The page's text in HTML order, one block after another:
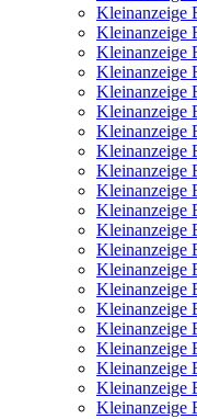
Kleinanzeige
Kleinanzeige
Kleinanzeige
Kleinanzeige
Kleinanzeige
Kleinanzeige
Kleinanzeige
Kleinanzeige
Kleinanzeige
Kleinanzeige
Kleinanzeige
Kleinanzeige
Kleinanzeige
Kleinanzeige
Kleinanzeige
Kleinanzeige
Kleinanzeige
Kleinanzeige
Kleinanzeige
Kleinanzeige
Kleinanzeige